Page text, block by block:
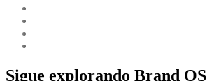
Sigue explorando Brand OS